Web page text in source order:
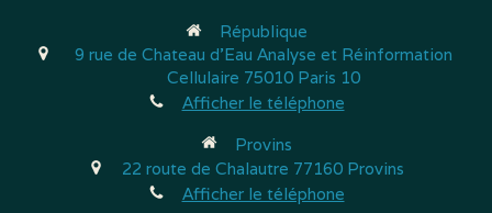
République
9 rue de Chateau d'Eau Analyse et Réinformation
Cellulaire 75010 Paris 10
Afficher le téléphone
Provins
22 route de Chalautre 77160 Provins
Afficher le téléphone